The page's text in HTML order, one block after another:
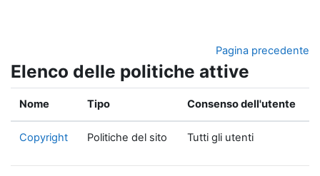
Pagina precedente
Elenco delle politiche attive
Nome Tipo Consenso dell'utente
Copyright Politiche del sito Tutti gli utenti